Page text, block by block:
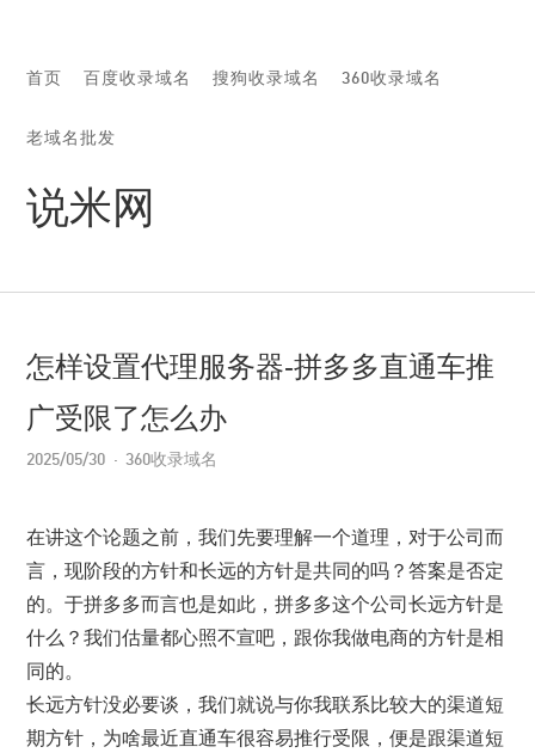
首页 百度收录域名 搜狗收录域名 360收录域名
老域名批发
说米网
怎样设置代理服务器-拼多多直通车推
广受限了怎么办
2025/05/30 360收录域名
在讲这个论题之前，我们先要理解一个道理，对于公司而
言，现阶段的方针和长远的方针是共同的吗？答案是否定
的。于拼多多而言也是如此，拼多多这个公司长远方针是
什么？我们估量都心照不宣吧，跟你我做电商的方针是相
同的。
长远方针没必要谈，我们就说与你我联系比较大的渠道短
期方针，为啥最近直通车很容易推行受限，便是跟渠道短